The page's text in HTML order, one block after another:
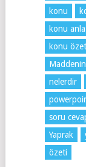
konu
konu
konu
nelerdir
soru
Yaprak
özeti